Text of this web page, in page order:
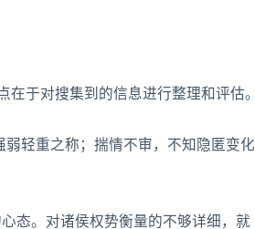
在于对搜集到的信息进行整理和评估。
弱轻重之称；揣情不审，不知隐匿变化
态。对诸侯权势衡量的不够详细，就